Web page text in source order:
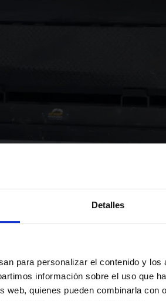
Detalles
para personalizar el contenido y
información sobre el uso que
web, quienes pueden combinarla con
y